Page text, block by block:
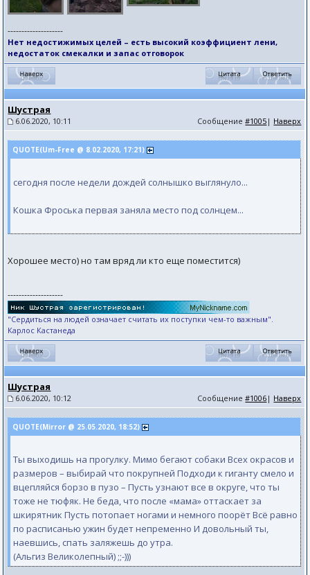
--------------------
Нет недостижимых целей – есть высокий коэффициент лени,
недостаток смекалки и запас отговорок
Шустрая
6.06.2020, 10:11 Сообщение#1005 | Наверх
QUOTE(Um-Free @ 8.02.2020, 17:21)
сегодня после недели дождей солнышко выглянуло...
Кошка Фроська первая заняла место под солнцем...
Хорошее место) но там вряд ли кто еще поместится)
--------------------
"Сердиться на людей означает считать их поступки чем-то важным".
Карлос Кастанеда
Шустрая
6.06.2020, 10:12 Сообщение#1006 | Наверх
QUOTE(Mirror @ 25.05.2020, 18:52)
Ты выходишь на прогулку. Мимо бегают собаки Всех окрасов и
размеров – выбирай что покрупней Подходи к гиганту смело и
вцепляйся борзо в пузо – Пусть узнают все в округе, что ты
тоже не тюфяк. Не беда, что после «мама» оттаскает за
шкирятник Пусть потопает ногами и немного поорёт Всё равно
по расписанью ужин будет непременно И довольный ты,
наевшись, спать заляжешь до утра.
(Альгиз Великолепный) ;;-)))